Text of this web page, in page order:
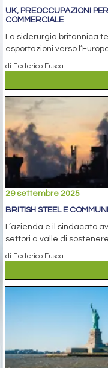
UK, PREOCCUPAZIONI
COMMERCIALE
La siderurgia britannica
esportazioni verso
di Federico Fusca
29 settembre 2025
BRITISH STEEL E
L’azienda e il sindacato
settori a valle di
di Federico Fusca